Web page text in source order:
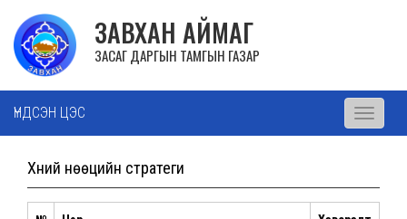
ЗАВХАН АЙМАГ
ЗАСАГ ДАРГЫН ТАМГЫН ГАЗАР
ҮНДСЭН ЦЭС
Toggle
Хүний нөөцийн стратеги